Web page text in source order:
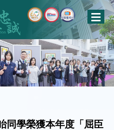
同學榮獲本年度「屈臣